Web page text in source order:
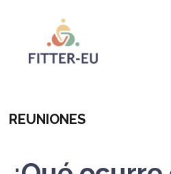
principal
Logo
Categoria
REUNIONES